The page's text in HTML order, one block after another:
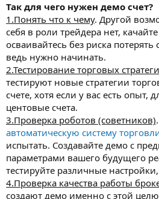
Так для чего нужен демо счет?
1.Понять что к чему. Другой
себя в роли трейдера нет,
осваивайтесь без риска
ведь нужно начинать.
2.Тестирование торговых
тестируют новые стратегии
счете, хотя если у вас есть опыт,
центовые счета.
3.Проверка роботов (советников)
автоматическую систему
испытать. Создавайте демо с
параметрами вашего будущего
тестируйте различные
4.Проверка качества работы
создают демо именно с этой целю